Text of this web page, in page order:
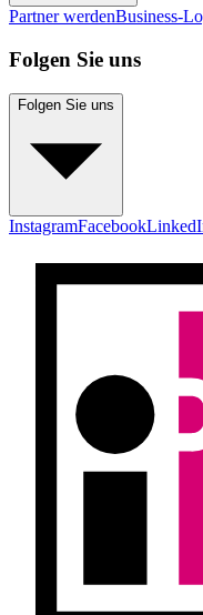
Partner werdenBusiness-
Folgen Sie uns
Folgen Sie uns
InstagramFacebook